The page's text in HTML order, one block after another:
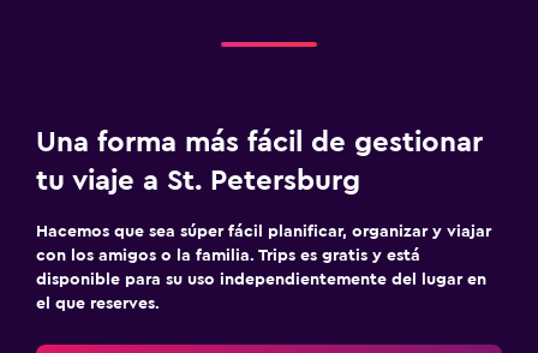
Ideal para familias
Cuna/cama nido disponibles
Comidas para niños
Buffet infantil
Una forma más fácil de gestionar
tu viaje a St. Petersburg
Hacemos que sea súper fácil planificar, organizar y viajar
con los amigos o la familia. Trips es gratis y está
disponible para su uso independientemente del lugar en
el que reserves.